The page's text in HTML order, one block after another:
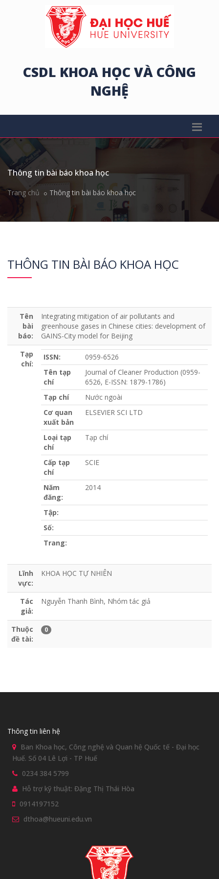
CSDL KHOA HỌC VÀ CÔNG
NGHỆ
Thông tin bài báo khoa học
Trang chủ Thông tin bài báo khoa học
THÔNG TIN BÀI BÁO KHOA HỌC
Tên
bài
báo:
Integrating mitigation of air pollutants and
greenhouse gases in Chinese cities: development of
GAINS-City model for Beijing
Tạp
chí:
ISSN:
0959-6526
Tên tạp
chí
Journal of Cleaner Production (0959-
6526, E-ISSN: 1879-1786)
Tạp chí
Nước ngoài
Cơ quan
xuất bản
ELSEVIER SCI LTD
Loại tạp
chí
Tạp chí
Cấp tạp
chí
SCIE
Năm
đăng:
2014
Tập:
Số:
Trang:
Lĩnh
vực:
KHOA HỌC TỰ NHIÊN
Tác
giả:
Nguyễn Thanh Bình, Nhóm tác giả
Thuộc
đề tài:
0
Thông tin liên hệ
Ban Khoa học, Công nghệ và Quan hệ Quốc tế - Đại học
Huế. Số 04 Lê Lợi - TP Huế
0234 384 5799
Hỗ trợ kỹ thuật: Đặng Thị Thái Hòa
0914197152
dthoa@hueuni.edu.vn